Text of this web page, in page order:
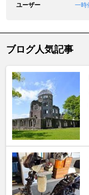
ユーザー 一時
ブログ人気記事